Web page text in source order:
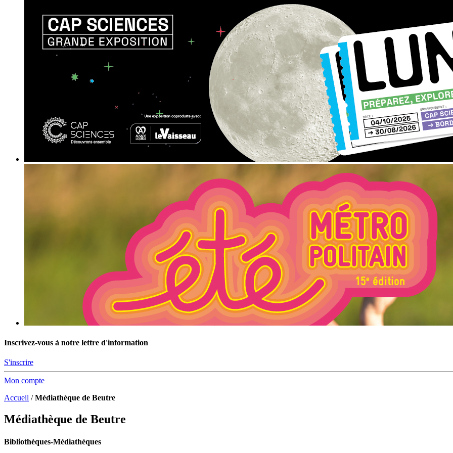
Inscrivez-vous à notre lettre d'information
S'inscrire
Mon compte
Accueil /Médiathèque de Beutre
Médiathèque de Beutre
Bibliothèques-Médiathèques